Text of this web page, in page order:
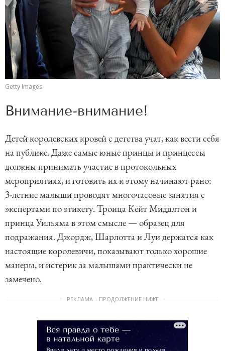
Getty Images
Внимание-внимание!
Детей королевских кровей с детства учат, как вести себя
на публике. Даже самые юные принцы и принцессы
должны принимать участие в протокольных
мероприятиях, и готовить их к этому начинают рано:
3-летние малыши проводят многочасовые занятия с
экспертами по этикету. Троица Кейт Миддлтон и
принца Уильяма в этом смысле — образец для
подражания. Джордж, Шарлотта и Луи держатся как
настоящие королевичи, показывают только хорошие
манеры, и истерик за малышами практически не
замечено.
РЕКЛАМА – ПРОДОЛЖЕНИЕ НИЖЕ